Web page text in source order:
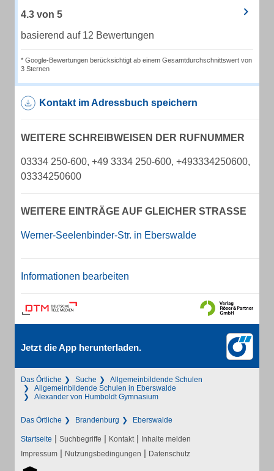
4.3 von 5
basierend auf 12 Bewertungen
* Google-Bewertungen berücksichtigt ab einem Gesamtdurchschnittswert von
3 Sternen
Kontakt im Adressbuch speichern
WEITERE SCHREIBWEISEN DER RUFNUMMER
03334 250-600, +49 3334 250-600, +493334250600,
03334250600
WEITERE EINTRÄGE AUF GLEICHER STRASSE
Werner-Seelenbinder-Str. in Eberswalde
Informationen bearbeiten
Jetzt die App herunterladen.
Das Örtliche Suche
Allgemeinbildende Schulen
Allgemeinbildende Schulen in Eberswalde
Alexander von Humboldt Gymnasium
Das Örtliche Brandenburg Eberswalde
Startseite | Suchbegriffe | Kontakt | Inhalte melden
Impressum | Nutzungsbedingungen | Datenschutz